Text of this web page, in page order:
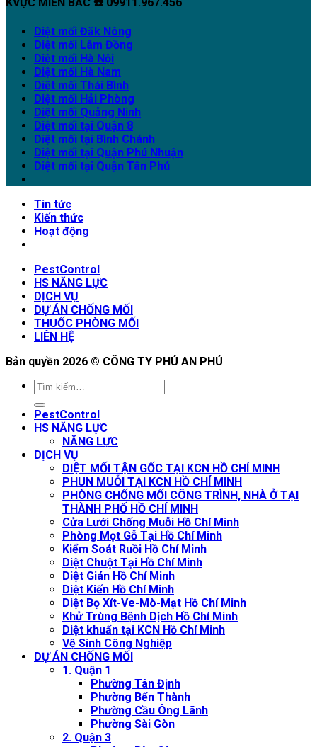
Diệt mối Đăk Nông
Diệt mối Lâm Đồng
Diệt mối Hà Nội
Diệt mối Hà Nam
Diệt mối Thái Bình
Diệt mối Hải Phòng
Diệt mối Quảng Ninh
Diệt mối tại Quận 8
Diệt mối tại Bình Chánh
Diệt mối tại Quận Phú Nhuận
Diệt mối tại Quận Tân Phú
Tin tức
Kiến thức
Hoạt động
PestControl
HS NĂNG LỰC
DỊCH VỤ
DỰ ÁN CHỐNG MỐI
THUỐC PHÒNG MỐI
LIÊN HỆ
Bản quyền 2026 © CÔNG TY PHÚ AN PHÚ
PestControl
HS NĂNG LỰC
NĂNG LỰC
DỊCH VỤ
DIỆT MỐI TẬN GỐC TẠI KCN HỒ CHÍ MINH
PHUN MUỖI TẠI KCN HỒ CHÍ MINH
PHÒNG CHỐNG MỐI CÔNG TRÌNH, NHÀ Ở TẠI
THÀNH PHỐ HỒ CHÍ MINH
Cửa Lưới Chống Muỗi Hồ Chí Minh
Phòng Mọt Gỗ Tại Hồ Chí Minh
Kiểm Soát Ruồi Hồ Chí Minh
Diệt Chuột Tại Hồ Chí Minh
Diệt Gián Hồ Chí Minh
Diệt Kiến Hồ Chí Minh
Diệt Bọ Xít-Ve-Mò-Mạt Hồ Chí Minh
Khử Trùng Bệnh Dịch Hồ Chí Minh
Diệt khuẩn tại KCN Hồ Chí Minh
Vệ Sinh Công Nghiệp
DỰ ÁN CHỐNG MỐI
1. Quận 1
Phường Tân Định
Phường Bến Thành
Phường Cầu Ông Lãnh
Phường Sài Gòn
2. Quận 3